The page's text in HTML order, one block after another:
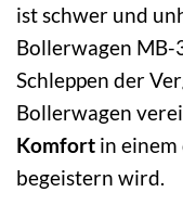
ist schwer und
Bollerwagen MB-
Schleppen der
Bollerwagen
Komfort in einem
begeistern wird.